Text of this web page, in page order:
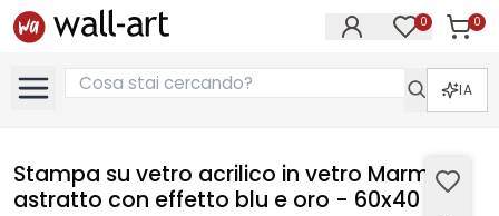
0 0
IA
Stampa su vetro acrilico in vetro Marmo
astratto con effetto blu e oro - 60x40 cm